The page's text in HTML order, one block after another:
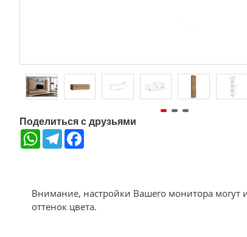
Поделиться с друзьями
WhatsAppTelegram
Внимание, настройки Вашего монитора могут
оттенок цвета.